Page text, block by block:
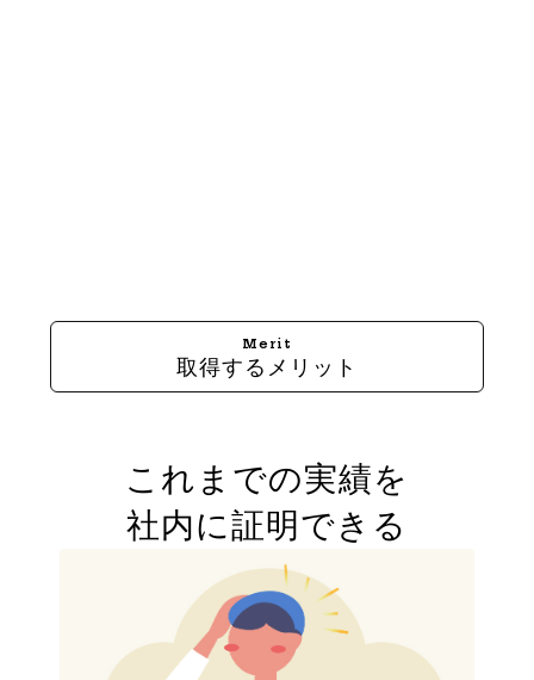
Merit
取得するメリット
これまでの実績を
社内に証明できる